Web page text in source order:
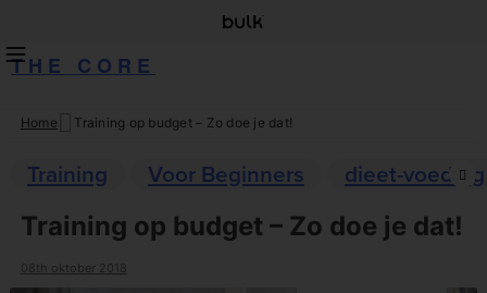
THE CORE
Skip
content
Home Training op budget – Zo doe je dat!
Training Voor Beginners
dieet-voeding
Training op budget – Zo doe je dat!
08th oktober 2018